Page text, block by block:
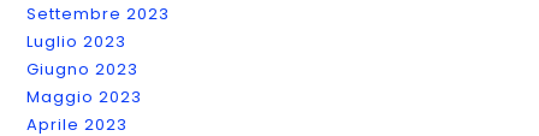
Settembre 2023
Luglio 2023
Giugno 2023
Maggio 2023
Aprile 2023